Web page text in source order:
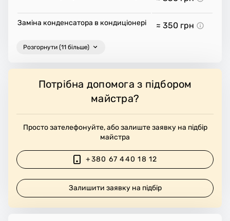
Заміна конденсатора в кондиціонері ≈ 350 грн
Розгорнути (11 більше)
Потрібна допомога з підбором
майстра?
Просто зателефонуйте, або залиште заявку на підбір
майстра
+380 67 440 18 12
Залишити заявку на підбір